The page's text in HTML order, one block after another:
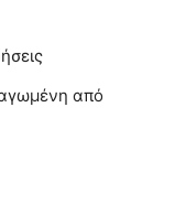
από